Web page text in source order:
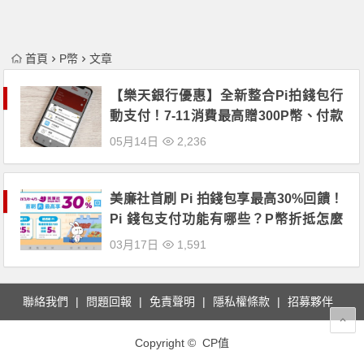
首頁 P幣 文章
【樂天銀行優惠】全新整合Pi拍錢包行
動支付！7-11消費最高贈300P幣、付款
滿20次再享1%活存利率、免費跨轉、提
05月14日 2,236
美廉社首刷 Pi 拍錢包享最高30%回饋！
Pi 錢包支付功能有哪些？P幣折抵怎麼
算？
03月17日 1,591
聯絡我們 問題回報 免責聲明 隱私權條款 招募夥伴
Copyright © CP值